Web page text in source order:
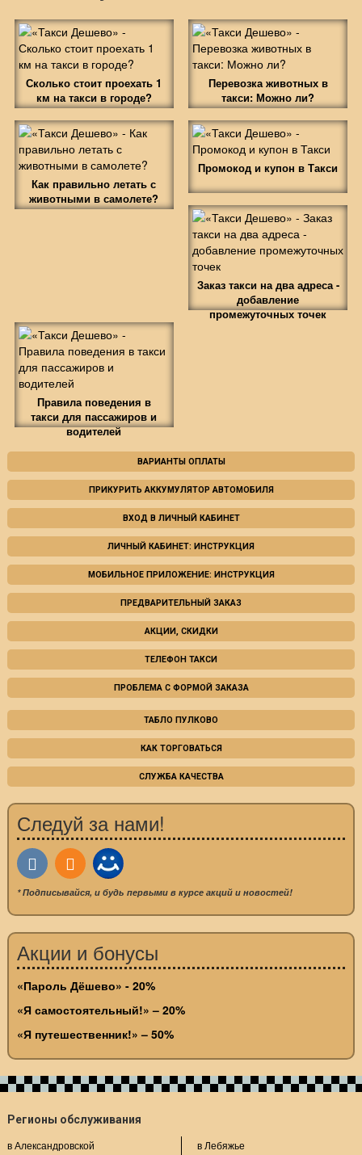
Сколько стоит проехать 1
км на такси в городе?
Перевозка животных в
такси: Можно ли?
Как правильно летать с
животными в самолете?
Промокод и купон в Такси
Заказ такси на два адреса -
добавление
промежуточных точек
Правила поведения в
такси для пассажиров и
водителей
ВАРИАНТЫ ОПЛАТЫ
ПРИКУРИТЬ АККУМУЛЯТОР АВТОМОБИЛЯ
ВХОД В ЛИЧНЫЙ КАБИНЕТ
ЛИЧНЫЙ КАБИНЕТ: ИНСТРУКЦИЯ
МОБИЛЬНОЕ ПРИЛОЖЕНИЕ: ИНСТРУКЦИЯ
ПРЕДВАРИТЕЛЬНЫЙ ЗАКАЗ
АКЦИИ, СКИДКИ
ТЕЛЕФОН ТАКСИ
ПРОБЛЕМА С ФОРМОЙ ЗАКАЗА
ТАБЛО ПУЛКОВО
КАК ТОРГОВАТЬСЯ
СЛУЖБА КАЧЕСТВА
Следуй за нами!
* Подписывайся, и будь первыми в курсе акций и новостей!
Акции и бонусы
«Пароль Дёшево» - 20%
«Я самостоятельный!» – 20%
«Я путешественник!» – 50%
Регионы обслуживания
в Александровской
в Лебяжье